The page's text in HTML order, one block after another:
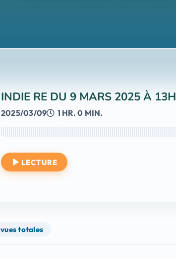
INDIE RE DU 9 MARS 2025 À 13H
2025/03/09 1 HR. 0 MIN.
LECTURE
vues totales